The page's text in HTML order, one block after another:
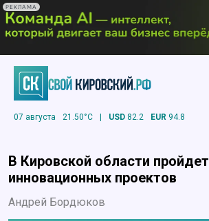
РЕКЛАМА
07 августа 21.50°C | USD 82.2 EUR 94.8
В Кировской области
инновационных проектов
Андрей Бордюков